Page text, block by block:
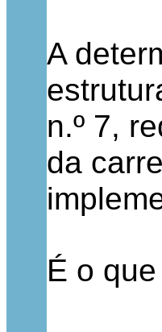
A
n.º 7,
da
É o